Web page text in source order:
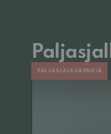
PALJASJALKAKENKIÄ